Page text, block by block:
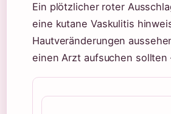
Ein plötzlicher roter
eine kutane Vaskulitis
Hautveränderungen
einen Arzt aufsuchen